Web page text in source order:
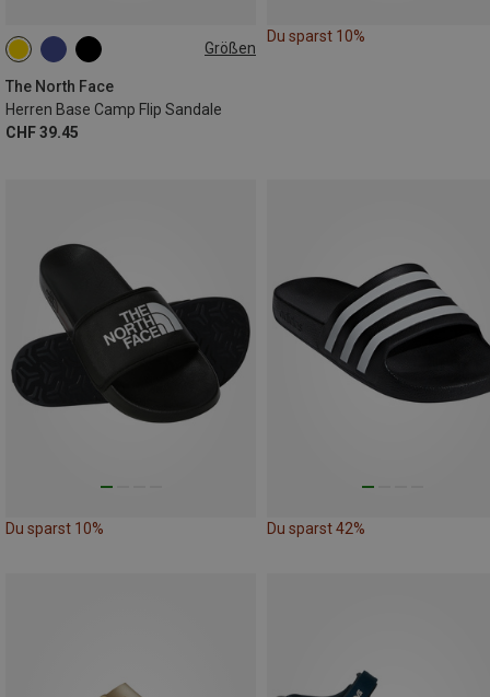
Größen
The North Face
Herren Base Camp Flip Sandale
CHF 39.45
39 40.5
Du sparst 10%
Du sparst 10% Du sparst 42%